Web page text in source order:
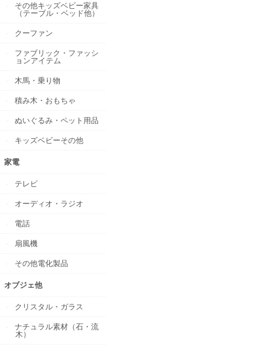
その他キッズベビー家具
（テーブル・ベッド他）
クーファン
ファブリック・ファッシ
ョンアイテム
木馬・乗り物
積み木・おもちゃ
ぬいぐるみ・ペット用品
キッズベビーその他
家電
テレビ
オーディオ・ラジオ
電話
扇風機
その他電化製品
オブジェ他
クリスタル・ガラス
ナチュラル素材（石・流
木）